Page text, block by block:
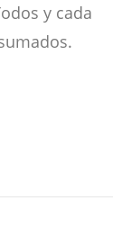
y cada